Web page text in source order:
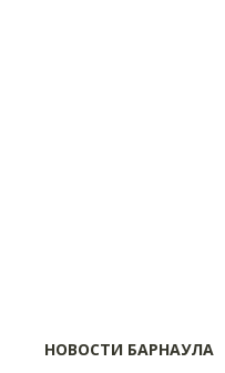
НОВОСТИ БАРНАУЛА